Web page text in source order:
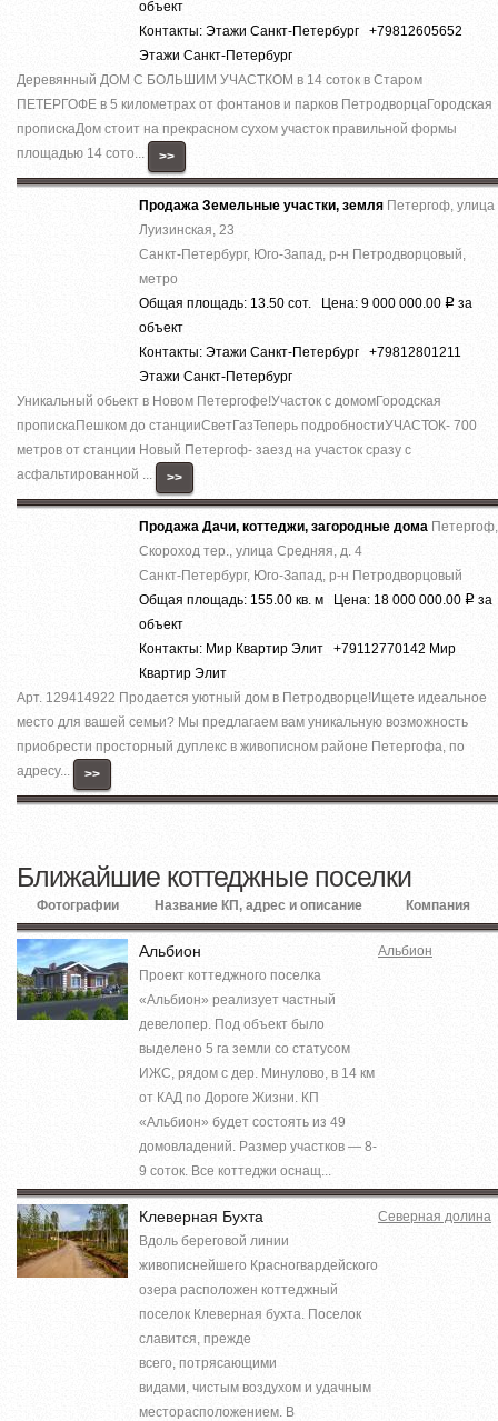
объект
Контакты: Этажи Санкт-Петербург +79812605652
Этажи Санкт-Петербург
Деревянный ДОМ С БОЛЬШИМ УЧАСТКОМ в 14 соток в Старом
ПЕТЕРГОФЕ в 5 километрах от фонтанов и парков ПетродворцаГородская
пропискаДом стоит на прекрасном сухом участок правильной формы
площадью 14 сото...
>>
Продажа Земельные участки, земля Петергоф, улица
Луизинская, 23
Санкт-Петербург, Юго-Запад, р-н Петродворцовый,
метро
Общая площадь: 13.50 сот. Цена: 9 000 000.00 Р за
объект
Контакты: Этажи Санкт-Петербург +79812801211
Этажи Санкт-Петербург
Уникальный обьект в Новом Петергофе!Участок с домомГородская
пропискаПешком до станцииСветГазТеперь подробностиУЧАСТОК- 700
метров от станции Новый Петергоф- заезд на участок сразу с
асфальтированной ...
>>
Продажа Дачи, коттеджи, загородные дома Петергоф,
Скороход тер., улица Средняя, д. 4
Санкт-Петербург, Юго-Запад, р-н Петродворцовый
Общая площадь: 155.00 кв. м Цена: 18 000 000.00 Р за
объект
Контакты: Мир Квартир Элит +79112770142 Мир
Квартир Элит
Арт. 129414922 Продается уютный дом в Петродворце!Ищете идеальное
место для вашей семьи? Мы предлагаем вам уникальную возможность
приобрести просторный дуплекс в живописном районе Петергофа, по
адресу...
>>
Ближайшие коттеджные поселки
Фотографии Название КП, адрес и описание Компания
Альбион
Проект коттеджного поселка
«Альбион» реализует частный
девелопер. Под объект было
выделено 5 га земли со статусом
ИЖС, рядом с дер. Минулово, в 14 км
от КАД по Дороге Жизни. КП
«Альбион» будет состоять из 49
домовладений. Размер участков — 8-
9 соток. Все коттеджи оснащ...
Альбион
Клеверная Бухта
Вдоль береговой линии
живописнейшего Красногвардейского
озера расположен коттеджный
поселок Клеверная бухта. Поселок
славится, прежде
всего, потрясающими
видами, чистым воздухом и удачным
месторасположением. В
Северная долина